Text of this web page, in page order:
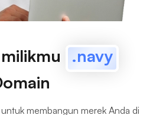
.navy
membangun merek Anda di